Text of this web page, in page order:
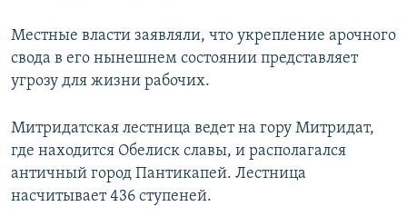
Местные власти заявляли, что укрепление арочного
свода в его нынешнем состоянии представляет
угрозу для жизни рабочих.
Митридатская лестница ведет на гору Митридат,
где находится Обелиск славы, и располагался
античный город Пантикапей. Лестница
насчитывает 436 ступеней.